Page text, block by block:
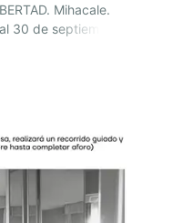
Mihacale.
30 de septiembre de